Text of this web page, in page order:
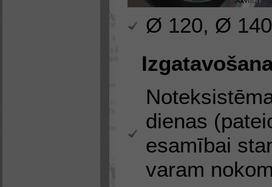
Ø 120, Ø
dienas
esamībai
varam